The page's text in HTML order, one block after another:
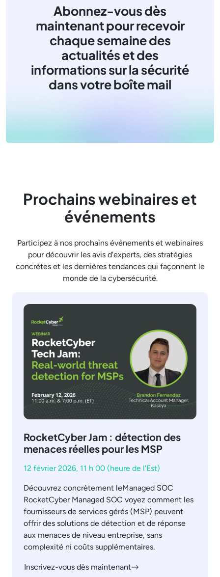
Abonnez-vous dès
maintenant pour recevoir
chaque semaine des
actualités et des
informations sur la sécurité
dans votre boîte mail
Prochains webinaires et
événements
Participez à nos prochains événements et webinaires
pour découvrir les avis d'experts, des stratégies
concrètes et les dernières tendances qui façonnent le
monde de la cybersécurité.
RocketCyber Jam : détection des
menaces réelles pour les MSP
12 février 2026, 11 h 00 (heure de l'Est)
Découvrez concrètement leManaged SOC
RocketCyber Managed SOC voyez comment les
fournisseurs de services gérés (MSP) peuvent
offrir des solutions de détection et de réponse
aux menaces de niveau entreprise, sans
complexité ni coûts supplémentaires.
Inscrivez-vous dès maintenant